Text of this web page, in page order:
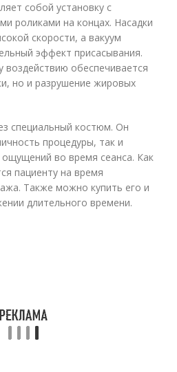
собой установку с
роликами на концах. Насадки
скорости, а вакуум
эффект присасывания.
воздействию обеспечивается
но и разрушение жировых
специальный костюм. Он
процедуры, так и
во время сеанса. Как
пациенту на время
Также можно купить его и
длительного времени.